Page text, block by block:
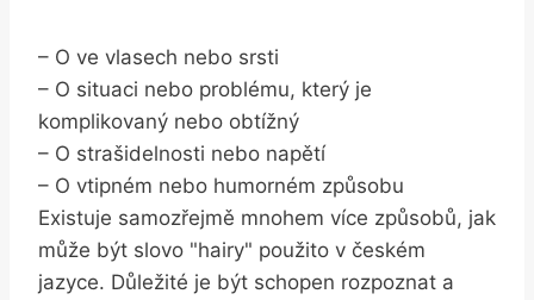
– O ve vlasech nebo srsti
– O situaci nebo problému, který je
komplikovaný nebo obtížný
– O strašidelnosti nebo napětí
– O vtipném nebo humorném způsobu
Existuje samozřejmě mnohem více způsobů, jak
může být slovo "hairy" použito v českém
jazyce. Důležité je být schopen rozpoznat a